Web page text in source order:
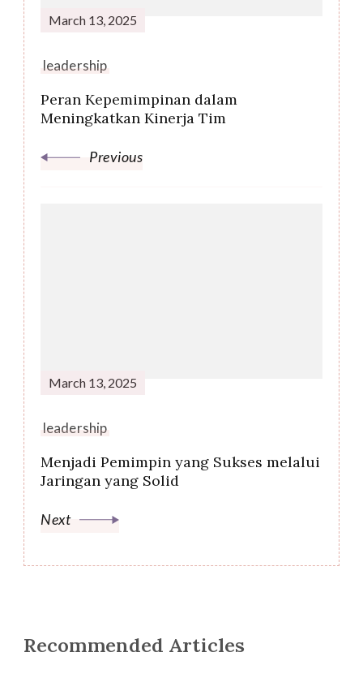
March 13, 2025
leadership
Peran Kepemimpinan dalam
Meningkatkan Kinerja Tim
Previous
March 13, 2025
leadership
Menjadi Pemimpin yang Sukses melalui
Jaringan yang Solid
Next
Recommended Articles